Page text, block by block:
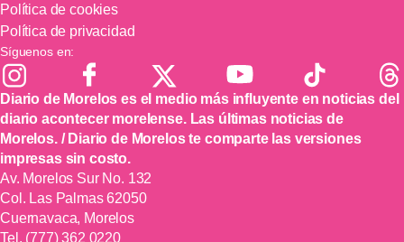
Política de cookies
Política de privacidad
Síguenos en:
Diario de Morelos es el medio más influyente en noticias del
diario acontecer morelense. Las últimas noticias de
Morelos. / Diario de Morelos te comparte las versiones
impresas sin costo.
Av. Morelos Sur No. 132
Col. Las Palmas 62050
Cuernavaca, Morelos
Tel. (777) 362 0220